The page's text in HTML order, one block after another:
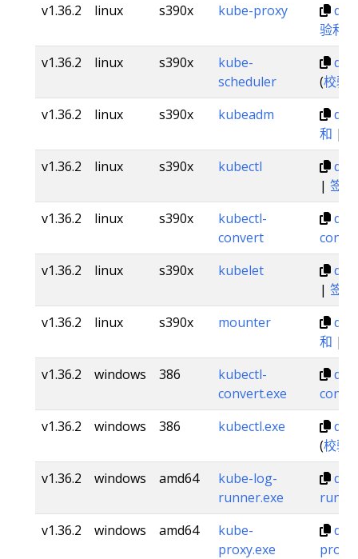
v1.36.2
linux s390x kube-proxy
验和
v1.36.2
linux s390x
kube-
scheduler
(校验
v1.36.2
linux s390x kubeadm
和 |
v1.36.2
linux s390x kubectl
| 签名
v1.36.2
linux s390x
kubectl-
convert
v1.36.2
linux s390x kubelet
| 签名
v1.36.2
linux s390x mounter
和 |
v1.36.2
windows 386
kubectl-
convert.exe
v1.36.2
windows 386 kubectl.exe
(校验
v1.36.2
windows amd64
kube-log-
runner.exe
v1.36.2
windows amd64
kube-
proxy.exe